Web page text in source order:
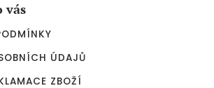
vás
ÚDAJŮ
ZBOŽÍ